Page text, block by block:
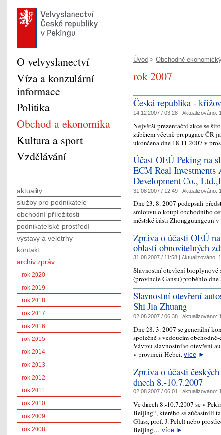
Úvod > Obchodně-
rok 2007
Česká republika -
14.12.2007 / 03:28 | Aktualizováno:
Největší prezentační akce se
záběrem včetně propagace ČR
ukončena dne 18.11.2007 v
Účast OEÚ Peking na
ECM Real Investments
Development Co.,
31.08.2007 / 12:49 | Aktualizováno:
Dne 23. 8. 2007 podepsali
smlouvu o koupi obchodního
městské části Zhongguangcun
Zpráva o účasti OEÚ
oblasti obnovitelných
31.08.2007 / 11:58 | Aktualizováno:
Slavnostní otevření bioplynové
(provincie Gansu) proběhlo
Slavnostní otevření
Shi Jia Zhuang
02.08.2007 / 06:38 | Aktualizováno:
Dne 28. 3. 2007 se generální
společně s vedoucím
Vávrou slavnostního otevření
v provincii Hebei. více ►
Zpráva o účasti
dnech 8.-10.7.2007
02.08.2007 / 06:01 | Aktualizováno:
Ve dnech 8.-10.7.2007 se v
Beijing“, kterého se zúčastnili
Glass, prof. J. Pelcl) nebo
Beijing… více ►
O velvyslanectví
Víza a konzulární
informace
Politika
Obchod a ekonomika
Kultura a sport
Vzdělávání
aktuality
služby pro podnikatele
obchodní příležitosti
podnikatelské prostředí
výstavy a veletrhy
kontakt
archiv zpráv
rok 2020
rok 2019
rok 2018
rok 2017
rok 2016
rok 2015
rok 2014
rok 2013
rok 2012
rok 2011
rok 2010
rok 2009
rok 2008